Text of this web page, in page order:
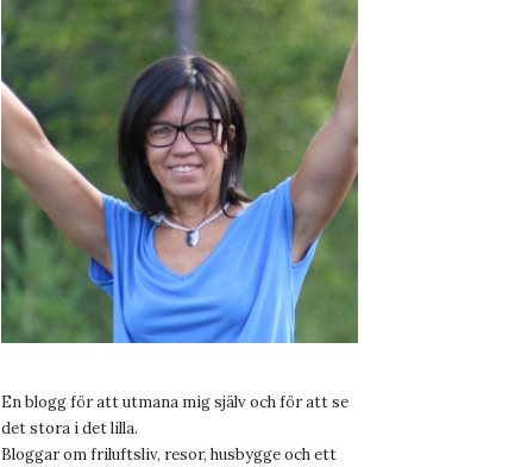
En blogg för att utmana mig själv och för att se
det stora i det lilla.
Bloggar om friluftsliv, resor, husbygge och ett